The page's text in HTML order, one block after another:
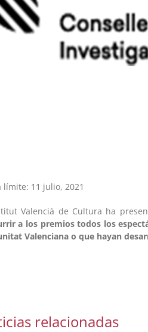
límite: 11 julio, 2021
Valencià de Cultura ha
a los premios todos los
Valenciana o que hayan
relacionadas